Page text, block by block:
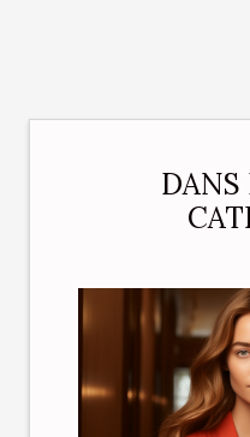
DANS